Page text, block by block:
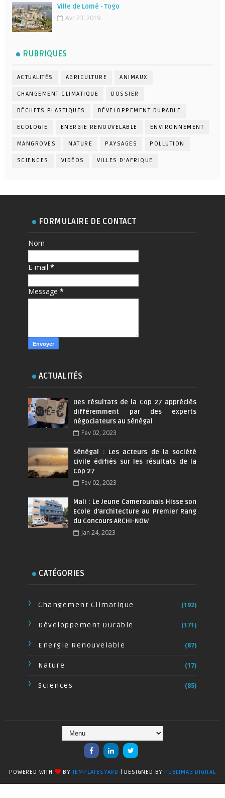
Ville de Lomé - Togo
Avr 23, 2019
RUBRIQUES
ACTUALITÉS AGRICULTURE ANIMAUX
CHANGEMENT CLIMATIQUE DOSSIER
DÉCHETS PLASTIQUES DÉVELOPPEMENT DURABLE
ECOLOGIE ENERGIE RENOUVELABLE ENVIRONNEMENT
MANGROVES NATURE PAYSAGES POLLUTION
SCIENCES VIDÉOS VILLES D'AFRIQUE
FORMULAIRE DE CONTACT
Nom
E-mail*
Message*
ACTUALITÉS
Des résultats de la Cop 27 appréciés
différemment par des experts
négociateurs au Sénégal
Fev 02, 2023
Sénégal : Les acteurs de la société
civile édifiés sur les résultats de la
Cop 27
Fev 02, 2023
Mali : Le Jeune Camerounais Hisse son
Ecole d’architecture au Premier Rang
du Concours ARCHI-NOW
Jan 24, 2023
CATÉGORIES
Changement Climatique (192)
Développement Durable (171)
Energie Renouvelable (87)
Nature (17)
Sciences (85)
POWERED WITH BYTEMPLATESYARD | DESIGNED BY PUBLIMAG DIGITAL